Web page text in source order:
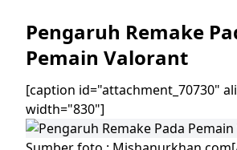
Pengaruh Remake
Pemain Valorant
[caption id="attachment_70730"
width="830"]